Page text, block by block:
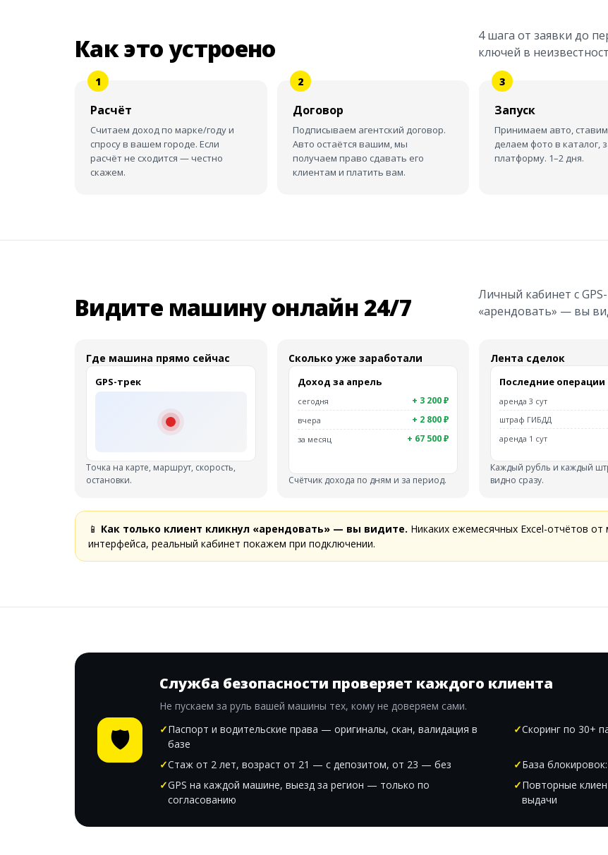
Как это устроено
4 шага от заявки до
ключей в
Расчёт
Считаем доход по марке/году и
спросу в вашем городе. Если
расчёт не сходится — честно
скажем.
Договор
Подписываем агентский договор.
Авто остаётся вашим, мы
получаем право сдавать его
клиентам и платить вам.
Запуск
Принимаем авто, ставим
делаем фото в каталог,
платформу. 1–2 дня.
Видите машину онлайн 24/7
Личный кабинет с
«арендовать» — вы
Где машина прямо сейчас
GPS-трек
Точка на карте, маршрут, скорость,
остановки.
Сколько уже заработали
Доход за апрель
сегодня + 3 200 ₽
вчера + 2 800 ₽
за месяц + 67 500 ₽
Счётчик дохода по дням и за период.
Лента сделок
Последние операции
аренда 3 сут
штраф ГИБДД
аренда 1 сут
Каждый рубль и каждый
видно сразу.
📱 Как только клиент кликнул «арендовать» — вы видите. Никаких ежемесячных Excel-отчётов
интерфейса, реальный кабинет покажем при подключении.
🛡
Служба безопасности проверяет каждого клиента
Не пускаем за руль вашей машины тех, кому не доверяем сами.
Паспорт и водительские права — оригиналы, скан, валидация в
базе
Скоринг по 30+
Стаж от 2 лет, возраст от 21 — с депозитом, от 23 — без
База
GPS на каждой машине, выезд за регион — только по
согласованию
Повторные
выдачи